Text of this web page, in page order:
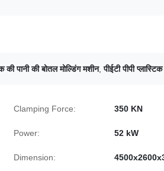
की पानी की बोतल मोल्डिंग मशीन,पीईटी पीपी
Clamping Force: 350 KN
Power: 52 kW
Dimension: